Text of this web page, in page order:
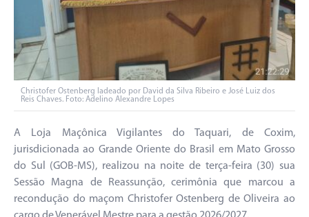
Christofer Ostenberg ladeado por David da Silva Ribeiro e José Luiz dos
Reis Chaves. Foto: Adelino Alexandre Lopes
A Loja Maçônica Vigilantes do Taquari, de Coxim,
jurisdicionada ao Grande Oriente do Brasil em Mato Grosso
do Sul (GOB-MS), realizou na noite de terça-feira (30) sua
Sessão Magna de Reassunção, cerimônia que marcou a
recondução do maçom Christofer Ostenberg de Oliveira ao